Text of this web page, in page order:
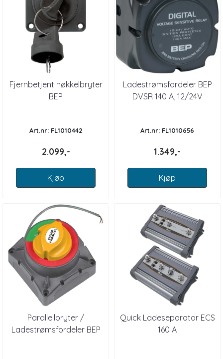
Fjernbetjent nøkkelbryter
BEP
Art.nr: FL1010442
2.099,-
Kjøp
Ladestrømsfordeler BEP
DVSR 140 A, 12/24V
Art.nr: FL1010656
1.349,-
Kjøp
Parallellbryter /
Ladestrømsfordeler BEP
Quick Ladeseparator ECS
160 A